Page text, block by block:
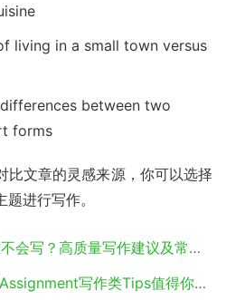
living in a small town versus
between two
forms
比文章的灵感来源，你可以选择
进行写作。
质量写作建议及常见的错误排查攻略请收下
写作类Tips值得你花时间阅读